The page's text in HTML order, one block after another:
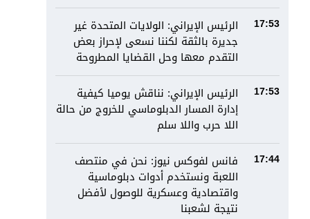
17:53
الرئيس الإيراني: الولايات المتحدة غير
جديرة بالثقة لكننا نسعى لإحراز بعض
التقدم معها وحل القضايا المطروحة
17:53
الرئيس الإيراني: نناقش يوميا كيفية
إدارة المسار الدبلوماسي للخروج من حالة
اللا حرب واللا سلم
17:44
فانس لفوكس نيوز: نحن في منتصف
اللعبة ونستخدم أدوات دبلوماسية
واقتصادية وعسكرية للوصول لأفضل
نتيجة لشعبنا